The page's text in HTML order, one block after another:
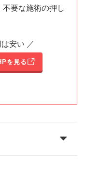
要な施術の押し
安い ／
を見る